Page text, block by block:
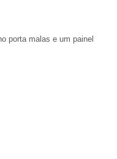
porta malas e um painel